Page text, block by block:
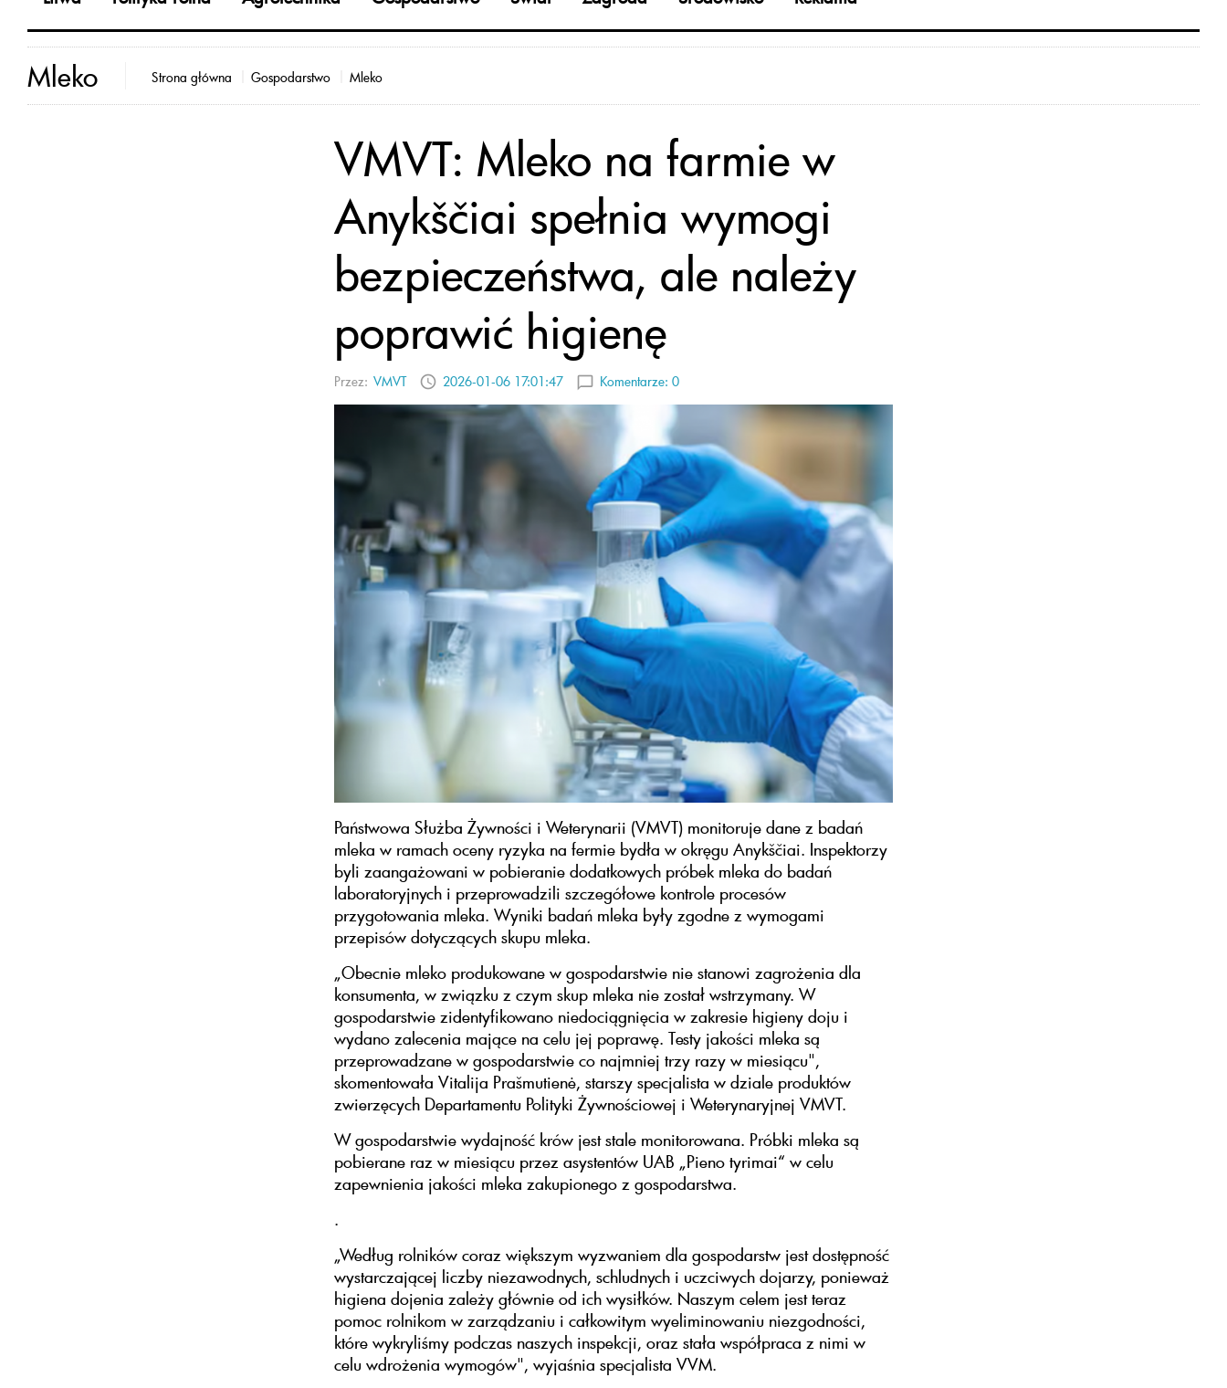
Mleko Strona główna Gospodarstwo Mleko
VMVT: Mleko na farmie w
Anykščiai spełnia wymogi
bezpieczeństwa, ale należy
poprawić higienę
Przez: VMVT 2026-01-06 17:01:47 Komentarze: 0
Państwowa Służba Żywności i Weterynarii (VMVT) monitoruje dane z badań
mleka w ramach oceny ryzyka na fermie bydła w okręgu Anykščiai. Inspektorzy
byli zaangażowani w pobieranie dodatkowych próbek mleka do badań
laboratoryjnych i przeprowadzili szczegółowe kontrole procesów
przygotowania mleka. Wyniki badań mleka były zgodne z wymogami
przepisów dotyczących skupu mleka.
„Obecnie mleko produkowane w gospodarstwie nie stanowi zagrożenia dla
konsumenta, w związku z czym skup mleka nie został wstrzymany. W
gospodarstwie zidentyfikowano niedociągnięcia w zakresie higieny doju i
wydano zalecenia mające na celu jej poprawę. Testy jakości mleka są
przeprowadzane w gospodarstwie co najmniej trzy razy w miesiącu",
skomentowała Vitalija Prašmutienė, starszy specjalista w dziale produktów
zwierzęcych Departamentu Polityki Żywnościowej i Weterynaryjnej VMVT.
W gospodarstwie wydajność krów jest stale monitorowana. Próbki mleka są
pobierane raz w miesiącu przez asystentów UAB „Pieno tyrimai“ w celu
zapewnienia jakości mleka zakupionego z gospodarstwa.
.
„Według rolników coraz większym wyzwaniem dla gospodarstw jest dostępność
wystarczającej liczby niezawodnych, schludnych i uczciwych dojarzy, ponieważ
higiena dojenia zależy głównie od ich wysiłków. Naszym celem jest teraz
pomoc rolnikom w zarządzaniu i całkowitym wyeliminowaniu niezgodności,
które wykryliśmy podczas naszych inspekcji, oraz stała współpraca z nimi w
celu wdrożenia wymogów", wyjaśnia specjalista VVM.